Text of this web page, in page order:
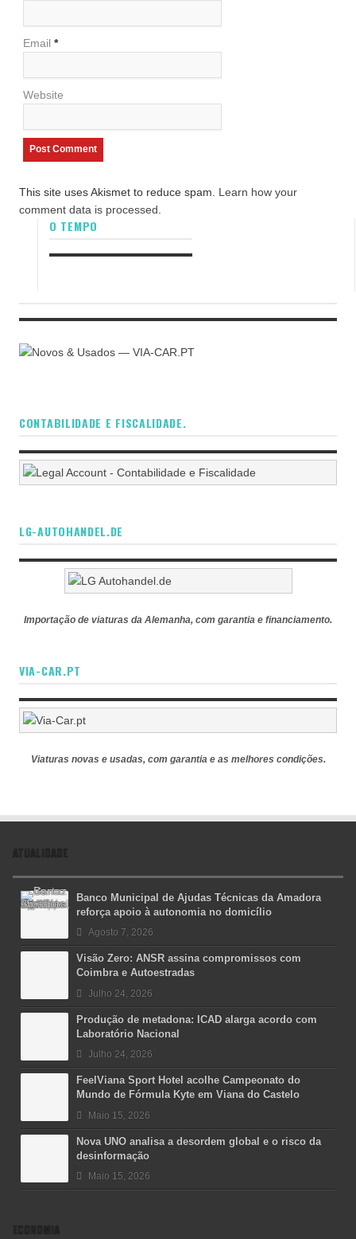
Email *
Website
This site uses Akismet to reduce spam. Learn how your
comment data is processed.
O TEMPO
CONTABILIDADE E FISCALIDADE.
LG-AUTOHANDEL.DE
Importação de viaturas da Alemanha, com garantia e financiamento.
VIA-CAR.PT
Viaturas novas e usadas, com garantia e as melhores condições.
ATUALIDADE
Banco Municipal de Ajudas Técnicas da Amadora
reforça apoio à autonomia no domicílio
Agosto 7, 2026
Visão Zero: ANSR assina compromissos com
Coimbra e Autoestradas
Julho 24, 2026
Produção de metadona: ICAD alarga acordo com
Laboratório Nacional
Julho 24, 2026
FeelViana Sport Hotel acolhe Campeonato do
Mundo de Fórmula Kyte em Viana do Castelo
Maio 15, 2026
Nova UNO analisa a desordem global e o risco da
desinformação
Maio 15, 2026
ECONOMIA